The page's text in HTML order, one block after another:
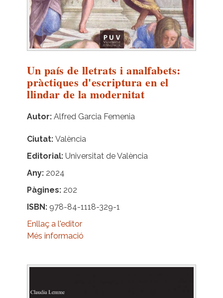
Un país de lletrats i analfabets:
pràctiques d'escriptura en el
llindar de la modernitat
Autor Alfred Garcia Femenia
Ciutat València
Editorial Universitat de València
Any 2024
Pàgines 202
ISBN 978-84-1118-329-1
Enllaç a l'editor
Més informació
Image